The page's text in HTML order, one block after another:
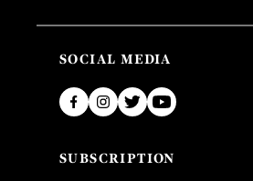
SOCIAL MEDIA
SUBSCRIPTION